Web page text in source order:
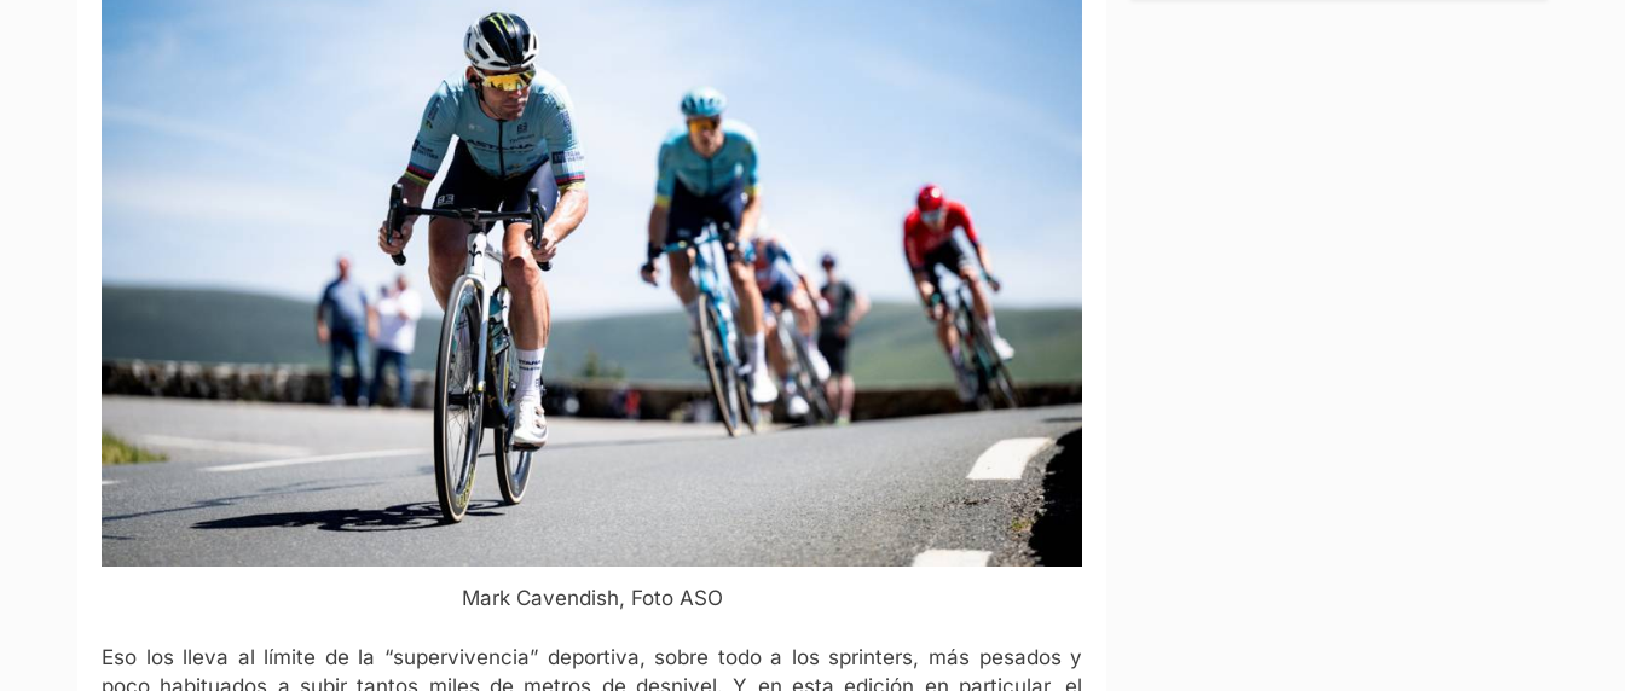
Mark Cavendish, Foto ASO
Eso los lleva al límite de la “supervivencia” deportiva, sobre todo a los sprinters, más pesados y